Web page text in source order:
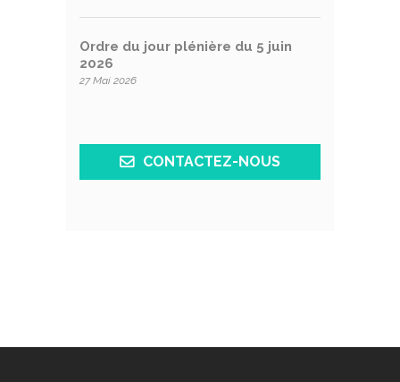
Ordre du jour plénière du 5 juin
2026
27 Mai 2026
CONTACTEZ-NOUS